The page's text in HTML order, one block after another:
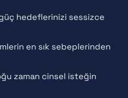
hedeflerinizi sessizce
en sık sebeplerinden
zaman cinsel isteğin